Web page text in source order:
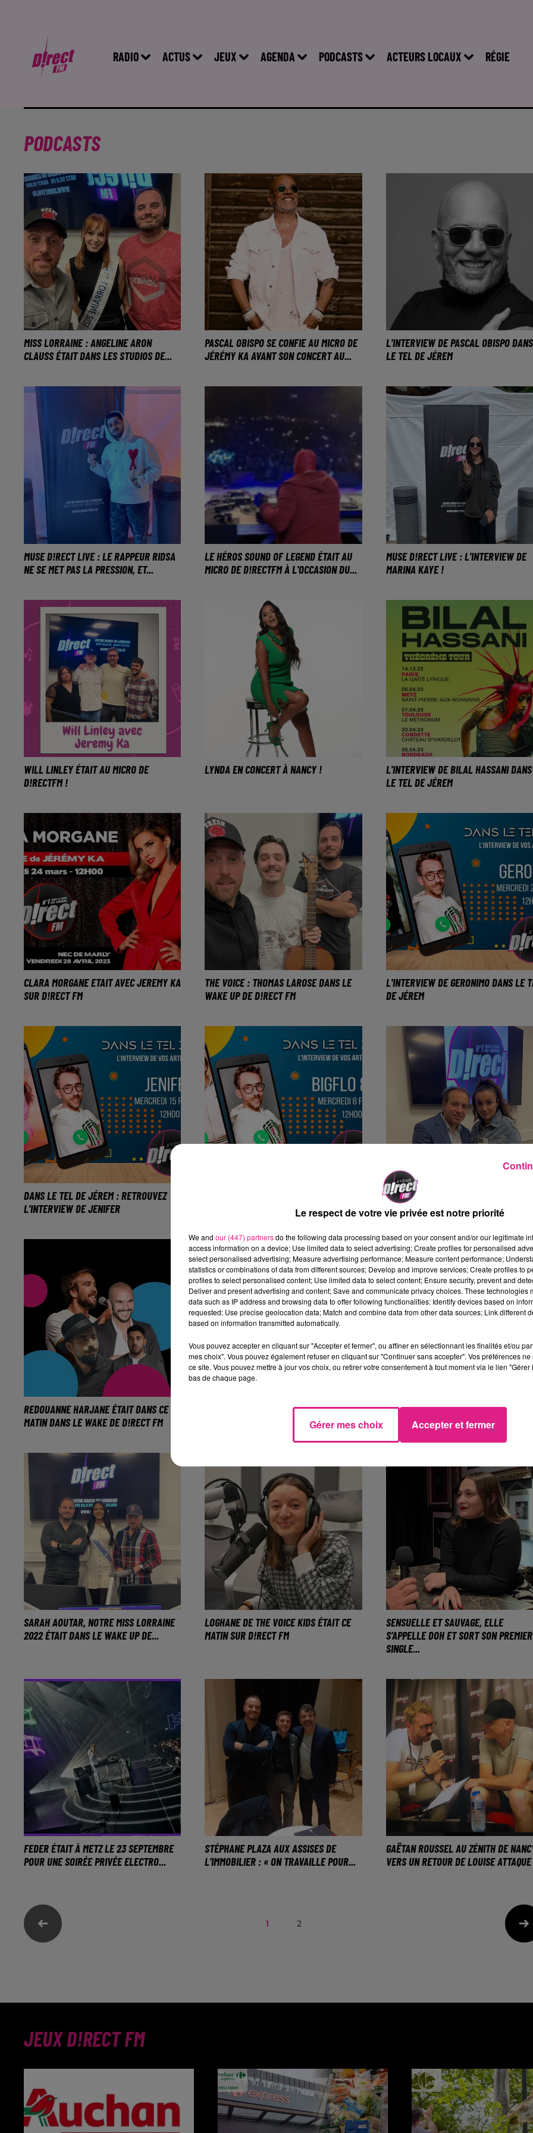
RADIO ACTUS JEUX AGENDA PODCASTS ACTEURS LOCAUX RÉGIE
PODCASTS
MISS LORRAINE : ANGELINE ARON
CLAUSS ÉTAIT DANS LES STUDIOS DE...
région le 16 décembre 2023 à
l’élection de Miss France.
PASCAL OBISPO SE CONFIE AU MICRO DE
JÉRÉMY KA AVANT SON CONCERT AU...
FM avant son concert le 10
novembre au Galaxie Amnéville
L'INTERVIEW DE PASCAL OBISPO DANS
LE TEL DE JÉREM
novembre 2023 au Galaxie
d'Amnéville.
MUSE D!RECT LIVE : LE RAPPEUR RIDSA
NE SE MET PAS LA PRESSION, ET...
LE HÉROS SOUND OF LEGEND ÉTAIT AU
MICRO DE D!RECTFM À L'OCCASION DU...
retourné la scène du Muse à
l'occasion de ce concert !
MUSE D!RECT LIVE : L'INTERVIEW DE
MARINA KAYE !
WILL LINLEY ÉTAIT AU MICRO DE
D!RECTFM !
LYNDA EN CONCERT À NANCY !
avec D!rectFM.
L'INTERVIEW DE BILAL HASSANI DANS
LE TEL DE JÉREM
CLARA MORGANE ETAIT AVEC JEREMY KA
SUR D!RECT FM
THE VOICE : THOMAS LAROSE DANS LE
WAKE UP DE D!RECT FM
l’émission de TF1 ce samedi 4
mars 2023.
L'INTERVIEW DE GERONIMO DANS LE
DE JÉREM
de la scène pour notre plus
grand plaisir.
DANS LE TEL DE JÉREM : RETROUVEZ
L'INTERVIEW DE JENIFER
mars au Galaxie d'Amnéville.
vos places pour leur concert du
25 mars au Zénith de Nancy.
PHILIPPE CANDELORO : LE PLUS
DES PARISIENS !
patineur artistique Philippe
Candeloro est venu au micro
Direct Fm
REDOUANNE HARJANE ÉTAIT DANS CE
MATIN DANS LE WAKE DE D!RECT FM
première édition du Festival
d'Humour à Metz.
ORILIA FICHTER (FINALISTE DE « LA
FRANCE A UN INCROYABLE TALENT »)...
ENTRETIEN AVEC REDOUANE
BOUGHERABA, UN ARTISTE QUI
ne sera pas le dernier" affirme
Redouane Bougheraba.
SARAH AOUTAR, NOTRE MISS LORRAINE
2022 ÉTAIT DANS LE WAKE UP DE...
raclette… Revivez le passage de
cette jeune femme de 25 ans
dans nos studios.
LOGHANE DE THE VOICE KIDS ÉTAIT CE
MATIN SUR D!RECT FM
originaire de Maizières-lès-Metz.
SENSUELLE ET SAUVAGE, ELLE
S’APPELLE DOH ET SORT SON PREMIER
SINGLE...
FEDER ÉTAIT À METZ LE 23 SEPTEMBRE
POUR UNE SOIRÉE PRIVÉE ELECTRO...
STÉPHANE PLAZA AUX ASSISES DE
L’IMMOBILIER : « ON TRAVAILLE POUR...
GAËTAN ROUSSEL AU ZÉNITH DE
VERS UN RETOUR DE LOUISE
1 2
JEUX D!RECT FM
Le respect de votre vie privée est notre priorité
We and our (447) partnersdo the following data processing based on your consent and/or our legitimate
access information on a device; Use limited data to select advertising; Create profiles for personalised
select personalised advertising; Measure advertising performance; Measure content performance;
statistics or combinations of data from different sources; Develop and improve services; Create profiles to
profiles to select personalised content; Use limited data to select content; Ensure security, prevent and
Deliver and present advertising and content; Save and communicate privacy choices. These technologies
data such as IP address and browsing data to offer following functionalities: Identify devices based on
requested; Use precise geolocation data; Match and combine data from other data sources; Link different
based on information transmitted automatically.
Vous pouvez accepter en cliquant sur "Accepter et fermer", ou affiner en sélectionnant les finalités et/ou
mes choix". Vous pouvez également refuser en cliquant sur "Continuer sans accepter". Vos préférences
ce site. Vous pouvez mettre à jour vos choix, ou retirer votre consentement à tout moment via le lien
bas de chaque page.
Gérer mes choix Accepter et fermer